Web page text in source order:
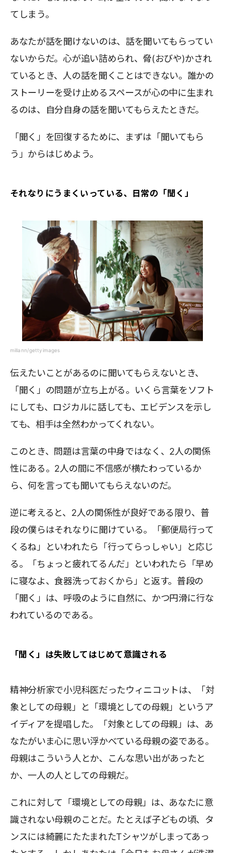
てしまう。
あなたが話を聞けないのは、話を聞いてもらってい
ないからだ。心が追い詰められ、脅(おびや)かされ
ているとき、人の話を聞くことはできない。誰かの
ストーリーを受け止めるスペースが心の中に生まれ
るのは、自分自身の話を聞いてもらえたときだ。
「聞く」を回復するために、まずは「聞いてもら
う」からはじめよう。
それなりにうまくいっている、日常の「聞く」
millann/gettyimages
伝えたいことがあるのに聞いてもらえないとき、
「聞く」の問題が立ち上がる。いくら言葉をソフト
にしても、ロジカルに話しても、エビデンスを示し
ても、相手は全然わかってくれない。
このとき、問題は言葉の中身ではなく、2人の関係
性にある。2人の間に不信感が横たわっているか
ら、何を言っても聞いてもらえないのだ。
逆に考えると、2人の関係性が良好である限り、普
段の僕らはそれなりに聞けている。「郵便局行って
くるね」といわれたら「行ってらっしゃい」と応じ
る。「ちょっと疲れてるんだ」といわれたら「早め
に寝なよ、食器洗っておくから」と返す。普段の
「聞く」は、呼吸のように自然に、かつ円滑に行な
われているのである。
「聞く」は失敗してはじめて意識される
精神分析家で小児科医だったウィニコットは、「対
象としての母親」と「環境としての母親」というア
イディアを提唱した。「対象としての母親」は、あ
なたがいま心に思い浮かべている母親の姿である。
母親はこういう人とか、こんな思い出があったと
か、一人の人としての母親だ。
これに対して「環境としての母親」は、あなたに意
識されない母親のことだ。たとえば子どもの頃、タ
ンスには綺麗にたたまれたTシャツがしまってあっ